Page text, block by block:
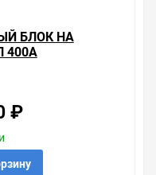
БЛОК НА
400А
₽